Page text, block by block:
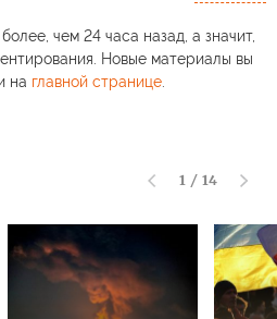
чем 24 часа назад, а значит,
Новые материалы вы
на главной странице.
1 / 14